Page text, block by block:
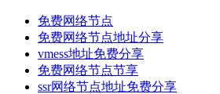
免费网络节点
免费网络节点地址分享
vmess地址免费分享
免费网络节点节享
ssr网络节点地址免费分享